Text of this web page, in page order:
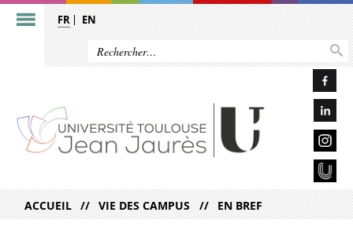
FR EN
ACCUEIL VIE DES CAMPUS EN BREF